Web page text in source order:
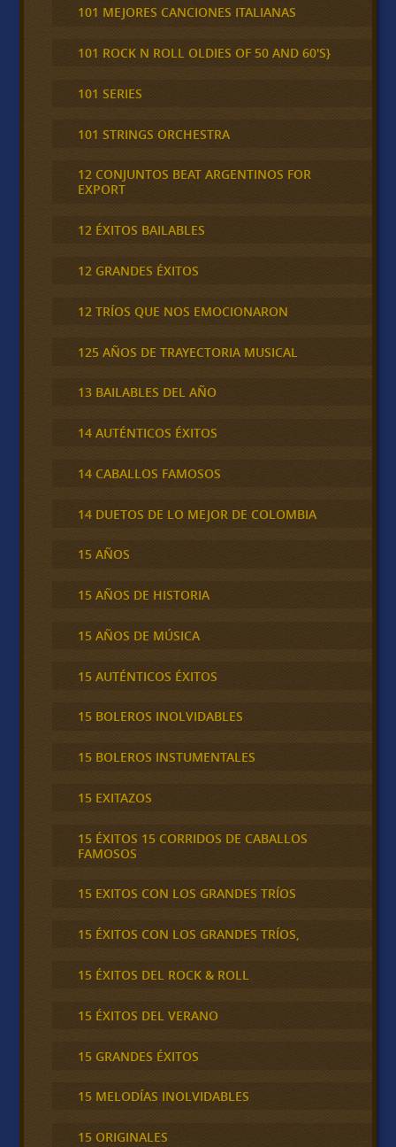
101 MEJORES CANCIONES ITALIANAS
101 ROCK N ROLL OLDIES OF 50 AND 60'S}
101 SERIES
101 STRINGS ORCHESTRA
12 CONJUNTOS BEAT ARGENTINOS FOR
EXPORT
12 ÉXITOS BAILABLES
12 GRANDES ÉXITOS
12 TRÍOS QUE NOS EMOCIONARON
125 AÑOS DE TRAYECTORIA MUSICAL
13 BAILABLES DEL AÑO
14 AUTÉNTICOS ÉXITOS
14 CABALLOS FAMOSOS
14 DUETOS DE LO MEJOR DE COLOMBIA
15 AÑOS
15 AÑOS DE HISTORIA
15 AÑOS DE MÚSICA
15 AUTÉNTICOS ÉXITOS
15 BOLEROS INOLVIDABLES
15 BOLEROS INSTUMENTALES
15 EXITAZOS
15 ÉXITOS 15 CORRIDOS DE CABALLOS
FAMOSOS
15 EXITOS CON LOS GRANDES TRÍOS
15 ÉXITOS CON LOS GRANDES TRÍOS,
15 ÉXITOS DEL ROCK & ROLL
15 ÉXITOS DEL VERANO
15 GRANDES ÉXITOS
15 MELODÍAS INOLVIDABLES
15 ORIGINALES